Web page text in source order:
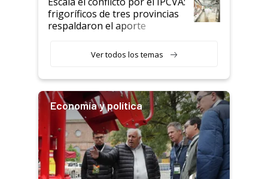
animales: "Mientras me
descalificaban, yo seguí
haciendo currículum"
frigoríficos de tres provincias
respaldaron el aporte
Ver todos los temas
Economía y política